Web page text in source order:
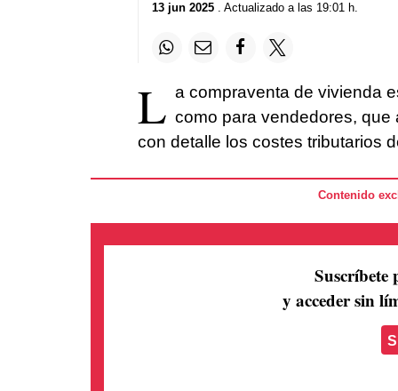
13 jun 2025. Actualizado a las 19:01 h.
L a compraventa de vivienda
como para vendedores, que
con detalle los costes tributarios
Contenido
Suscríbete
y acceder sin